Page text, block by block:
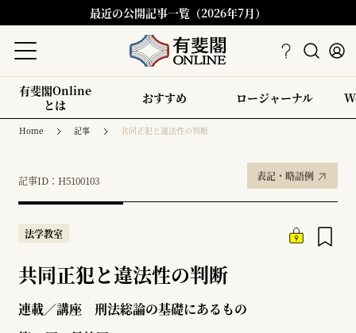
最近の公開記事一覧（2026年7月）
有斐閣Online
とは
おすすめ ロージャーナル
Home 記事 共同正犯と違法性の判断
記事ID：H5100103 表記・略語例
法学教室
共同正犯と違法性の判断
連載／講座 刑法総論の基礎にあるもの